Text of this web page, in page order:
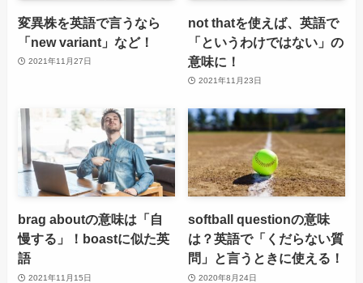
変異株を英語で言うなら
「new variant」など！
2021年11月27日
not thatを使えば、英語で
「というわけではない」の
意味に！
2021年11月23日
brag aboutの意味は「自
慢する」！boastに似た英
語
2021年11月15日
softball questionの意味
は？英語で「くだらない質
問」と言うときに使える！
2020年8月24日